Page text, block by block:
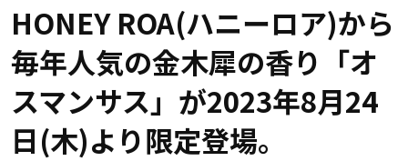
HONEY ROA(ハニーロア)から
毎年人気の金木犀の香り「オ
スマンサス」が2023年8月24
日(木)より限定登場。